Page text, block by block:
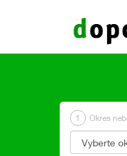
1 Okres